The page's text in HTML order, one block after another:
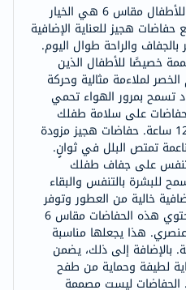
حفاضات هجيز للعناية الإضافية للأطفال مقاس 6 هي الخيار
هجيز للعناية الإضافية
بالجفاف والراحة طوال اليوم.
خصيصًا للأطفال الذين
الخصر لملاءمة مثالية وحركة
تسمح بمرور الهواء تحمي
على سلامة طفلك
وتمنع التسرب لمدة تصل إلى 12 ساعة. حفاضات هجيز مزودة
تمتص البلل في ثوانٍ.
للتنفس على جفاف طفلك
للبشرة بالتنفس والبقاء
خالية من العطور وتوفر
عناية لطيفة للبشرة الرقيقة. تحتوي هذه الحفاضات مقاس 6
عنصري. هذا يجعلها مناسبة
بالإضافة إلى ذلك، يضمن
لطيفة وحماية من طفح
الحفاضات ليست مصممة